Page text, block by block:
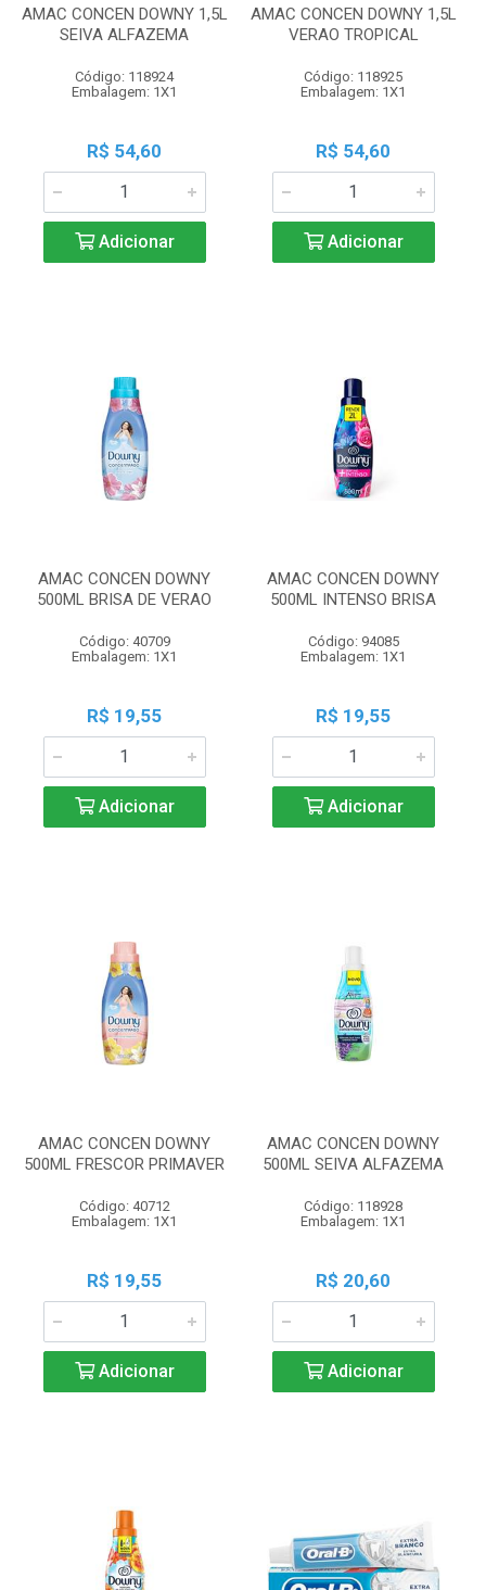
AMAC CONCEN DOWNY 1,5L
SEIVA ALFAZEMA
Código: 118924
Embalagem: 1X1
R$ 54,60
Adicionar
AMAC CONCEN DOWNY 1,5L
VERAO TROPICAL
Código: 118925
Embalagem: 1X1
R$ 54,60
Adicionar
AMAC CONCEN DOWNY
500ML BRISA DE VERAO
Código: 40709
Embalagem: 1X1
R$ 19,55
Adicionar
AMAC CONCEN DOWNY
500ML INTENSO BRISA
Código: 94085
Embalagem: 1X1
R$ 19,55
Adicionar
AMAC CONCEN DOWNY
500ML FRESCOR PRIMAVER
Código: 40712
Embalagem: 1X1
R$ 19,55
Adicionar
AMAC CONCEN DOWNY
500ML SEIVA ALFAZEMA
Código: 118928
Embalagem: 1X1
R$ 20,60
Adicionar